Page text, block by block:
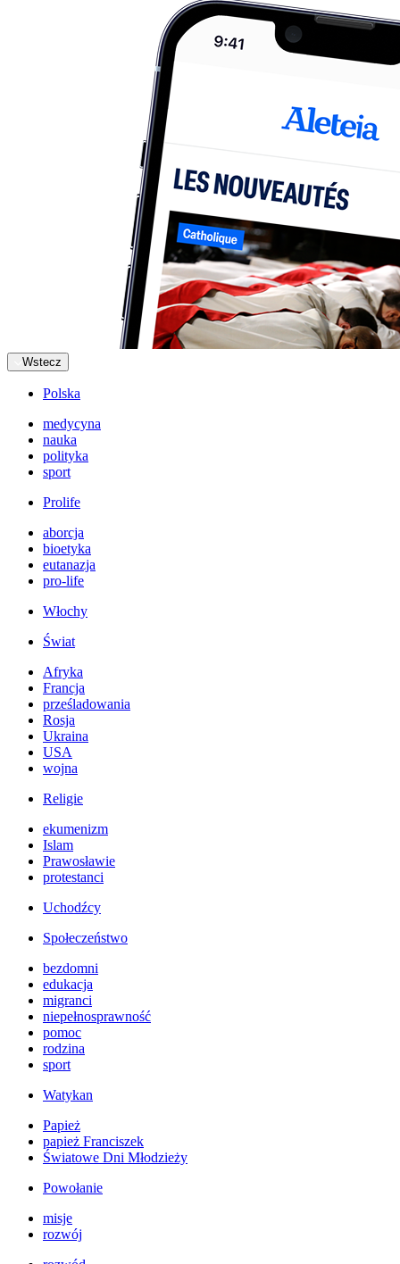
Wstecz
Polska
medycyna
nauka
polityka
sport
Prolife
aborcja
bioetyka
eutanazja
pro-life
Włochy
Świat
Afryka
Francja
prześladowania
Rosja
Ukraina
USA
wojna
Religie
ekumenizm
Islam
Prawosławie
protestanci
Uchodźcy
Społeczeństwo
bezdomni
edukacja
migranci
niepełnosprawność
pomoc
rodzina
sport
Watykan
Papież
papież Franciszek
Światowe Dni Młodzieży
Powołanie
misje
rozwój